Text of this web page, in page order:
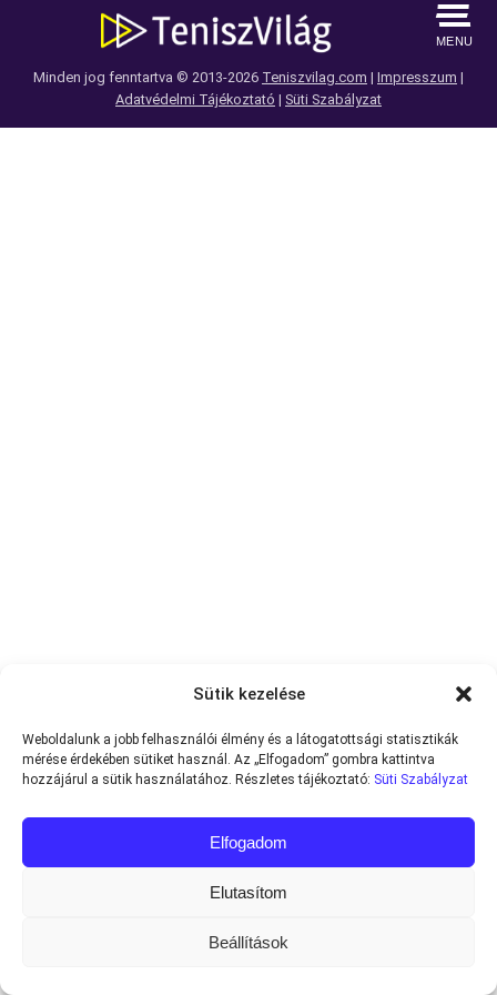
Sütik kezelése
Weboldalunk a jobb felhasználói élmény és a látogatottsági statisztikák
mérése érdekében sütiket használ. Az „Elfogadom” gombra kattintva
hozzájárul a sütik használatához. Részletes tájékoztató: Süti Szabályzat
Elfogadom
Elutasítom
Beállítások
MENU
Minden jog fenntartva © 2013-2026 Teniszvilag.com | Impresszum |
Adatvédelmi Tájékoztató | Süti Szabályzat